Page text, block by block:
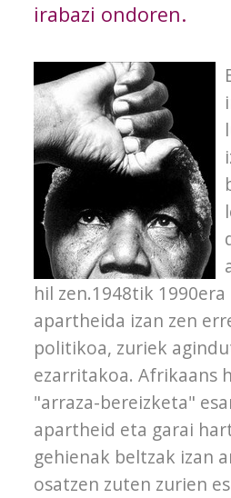
irabazi ondoren.
hil zen.1948tik
apartheida izan zen
politikoa, zuriek
ezarritakoa. Afrikaans
"arraza-bereizketa"
apartheid eta garai
gehienak beltzak izan
osatzen zuten zurien